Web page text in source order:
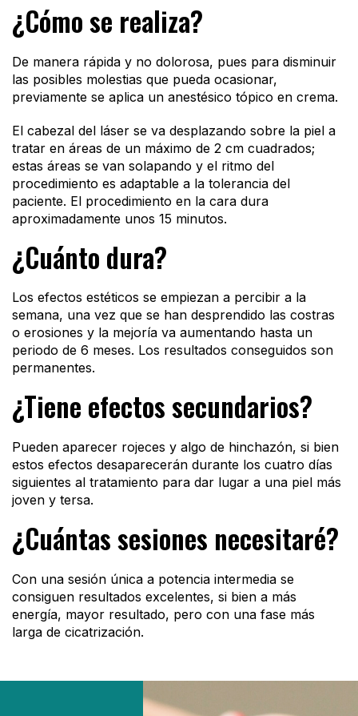
¿Cómo se realiza?
De manera rápida y no dolorosa, pues para disminuir
las posibles molestias que pueda ocasionar,
previamente se aplica un anestésico tópico en crema.
El cabezal del láser se va desplazando sobre la piel a
tratar en áreas de un máximo de 2 cm cuadrados;
estas áreas se van solapando y el ritmo del
procedimiento es adaptable a la tolerancia del
paciente. El procedimiento en la cara dura
aproximadamente unos 15 minutos.
¿Cuánto dura?
Los efectos estéticos se empiezan a percibir a la
semana, una vez que se han desprendido las costras
o erosiones y la mejoría va aumentando hasta un
periodo de 6 meses. Los resultados conseguidos son
permanentes.
¿Tiene efectos secundarios?
Pueden aparecer rojeces y algo de hinchazón, si bien
estos efectos desaparecerán durante los cuatro días
siguientes al tratamiento para dar lugar a una piel más
joven y tersa.
¿Cuántas sesiones necesitaré?
Con una sesión única a potencia intermedia se
consiguen resultados excelentes, si bien a más
energía, mayor resultado, pero con una fase más
larga de cicatrización.